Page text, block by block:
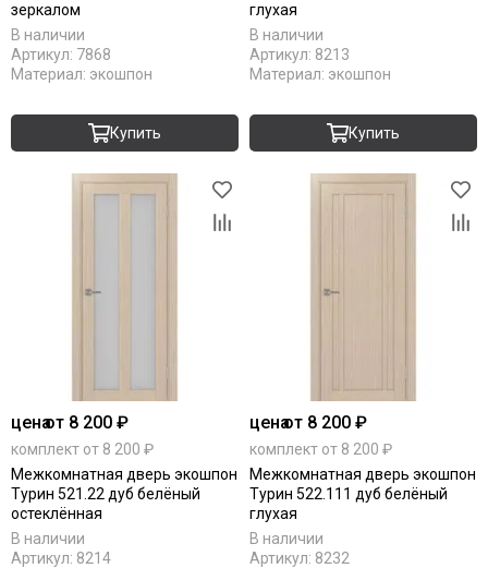
зеркалом
В наличии
Артикул: 7868
Материал: экошпон
Купить
глухая
В наличии
Артикул: 8213
Материал: экошпон
Купить
ценаот 8 200 ₽
комплект от 8 200 ₽
Межкомнатная дверь экошпон
Турин 521.22 дуб белёный
остеклённая
В наличии
Артикул: 8214
ценаот 8 200 ₽
комплект от 8 200 ₽
Межкомнатная дверь экошпон
Турин 522.111 дуб белёный
глухая
В наличии
Артикул: 8232